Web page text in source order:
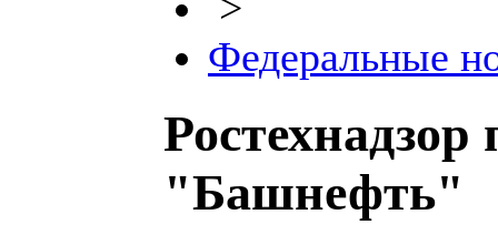
Федеральные
"Башнефть"